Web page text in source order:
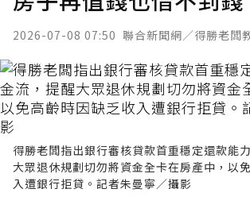
2026-07-08 07:50 聯合新聞網／得勝老闆
得勝老闆指出銀行審核貸款首重穩定還款能
大眾退休規劃切勿將資金全卡在房產中，以
入遭銀行拒貸。記者朱曼寧／攝影